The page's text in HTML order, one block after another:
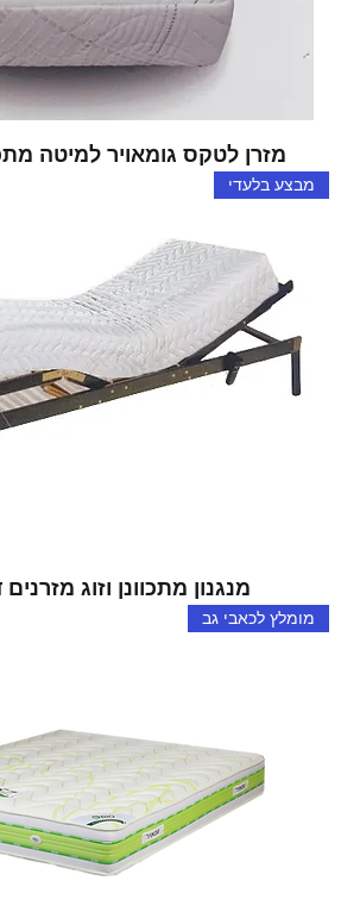
מזרן לטקס גומאויר למיטה
מבצע בלעדי
מנגנון מתכוונן וזוג
מומלץ לכאבי גב